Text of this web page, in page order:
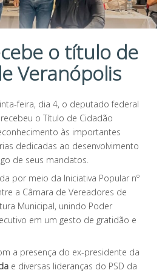
o título de
Veranópolis
feira, dia 4, o deputado federal
recebeu o Título de Cidadão
às importantes
dedicadas ao desenvolvimento
de seus mandatos.
por meio da Iniciativa Popular nº
a Câmara de Vereadores de
Municipal, unindo Poder
em um gesto de gratidão e
a presença do ex-presidente da
e diversas lideranças do PSD da